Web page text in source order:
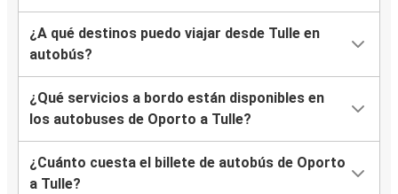
¿A qué destinos puedo viajar desde Tulle en
autobús?
¿Qué servicios a bordo están disponibles en
los autobuses de Oporto a Tulle?
¿Cuánto cuesta el billete de autobús de Oporto
a Tulle?